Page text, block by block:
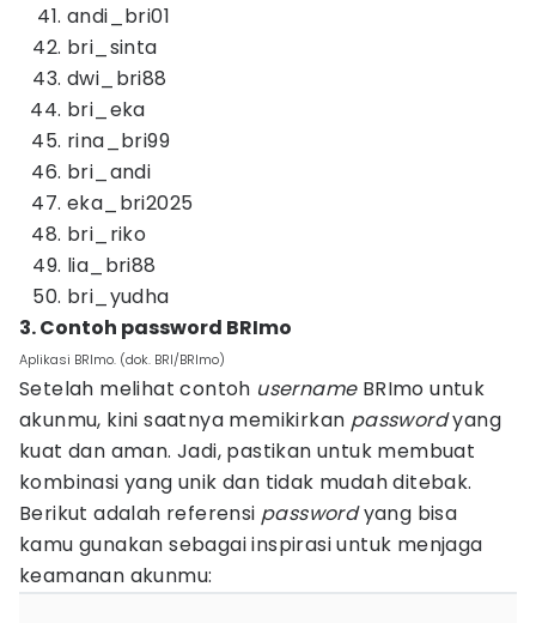
andi_bri01
bri_sinta
dwi_bri88
bri_eka
rina_bri99
bri_andi
eka_bri2025
bri_riko
lia_bri88
bri_yudha
3. Contoh password BRImo
Aplikasi BRImo. (dok. BRI/BRImo)
Setelah melihat contoh usernameBRImo untuk
akunmu, kini saatnya memikirkan passwordyang
kuat dan aman. Jadi, pastikan untuk membuat
kombinasi yang unik dan tidak mudah ditebak.
Berikut adalah referensi passwordyang bisa
kamu gunakan sebagai inspirasi untuk menjaga
keamanan akunmu: